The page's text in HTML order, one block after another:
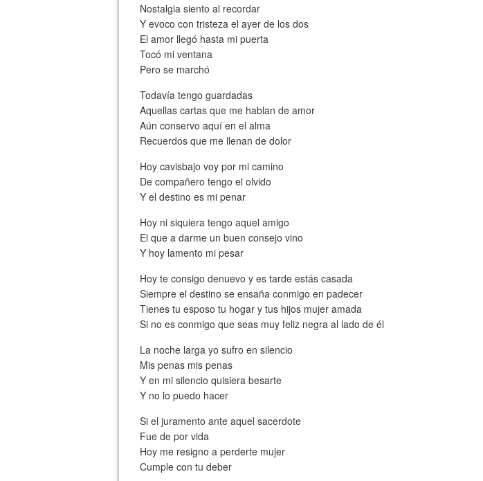
Nostalgia siento al recordar
Y evoco con tristeza el ayer de los dos
El amor llegó hasta mi puerta
Tocó mi ventana
Pero se marchó
Todavía tengo guardadas
Aquellas cartas que me hablan de amor
Aún conservo aquí en el alma
Recuerdos que me llenan de dolor
Hoy cavisbajo voy por mi camino
De compañero tengo el olvido
Y el destino es mi penar
Hoy ni siquiera tengo aquel amigo
El que a darme un buen consejo vino
Y hoy lamento mi pesar
Hoy te consigo denuevo y es tarde estás casada
Siempre el destino se ensaña conmigo en padecer
Tienes tu esposo tu hogar y tus hijos mujer amada
Si no es conmigo que seas muy feliz negra al lado de él
La noche larga yo sufro en silencio
Mis penas mis penas
Y en mi silencio quisiera besarte
Y no lo puedo hacer
Si el juramento ante aquel sacerdote
Fue de por vida
Hoy me resigno a perderte mujer
Cumple con tu deber